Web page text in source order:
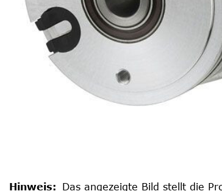
Hinweis: Das angezeigte Bild stellt die